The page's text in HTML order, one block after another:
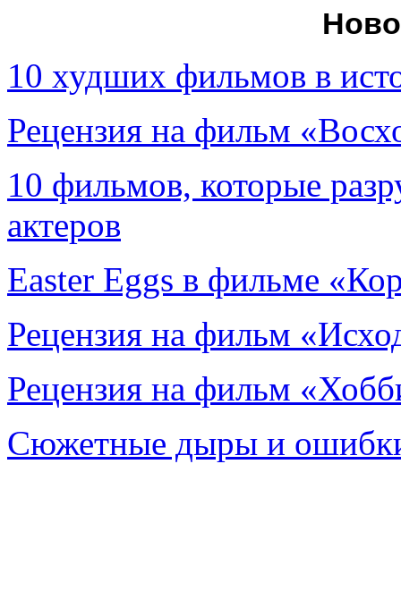
10 худших фильмов в
Рецензия на фильм
10 фильмов, которые
актеров
Easter Eggs в фильме
Рецензия на фильм
Рецензия на фильм
Сюжетные дыры и